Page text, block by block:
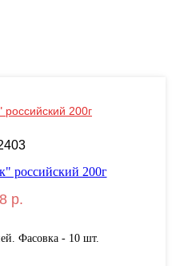
200г
р.
Фасовка - 10 шт.